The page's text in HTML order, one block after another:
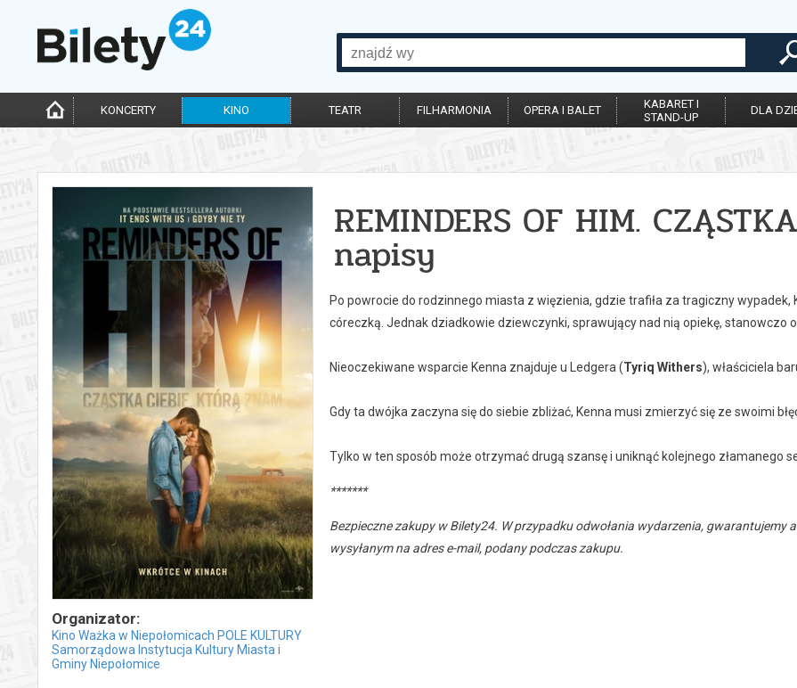
KONCERTY KINO TEATR FILHARMONIA OPERA I BALET
KABARET I
STAND-UP
DLA
Organizator:
Kino Ważka w Niepołomicach POLE KULTURY
Samorządowa Instytucja Kultury Miasta i
Gminy Niepołomice
REMINDERS OF HIM.
napisy
Po powrocie do rodzinnego miasta z więzienia, gdzie trafiła za tragiczny wypadek,
córeczką. Jednak dziadkowie dziewczynki, sprawujący nad nią opiekę, stanowczo
Nieoczekiwane wsparcie Kenna znajduje u Ledgera (Tyriq Withers), właściciela
Gdy ta dwójka zaczyna się do siebie zbliżać, Kenna musi zmierzyć się ze swoimi
Tylko w ten sposób może otrzymać drugą szansę i uniknąć kolejnego złamanego
*******
Bezpieczne zakupy w Bilety24. W przypadku odwołania wydarzenia,
wysyłanym na adres e-mail, podany podczas zakupu.